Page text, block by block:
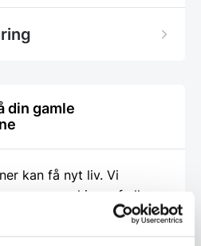
din gamle
kan få nyt liv. Vi
maskiner af alle
og sælger igen. Få
din gamle maskine.